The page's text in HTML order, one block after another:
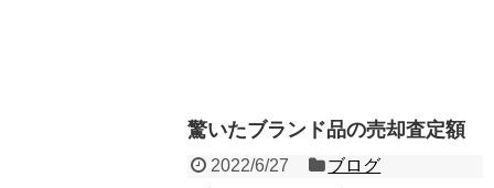
驚いたブランド品の売却査定額
2022/6/27
ブログ